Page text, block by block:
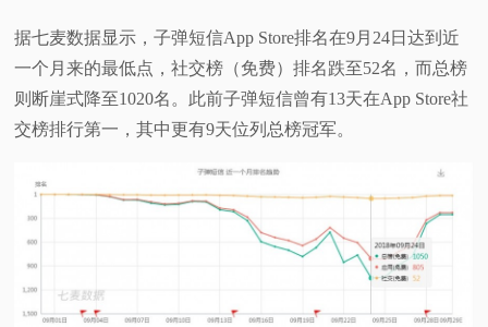
据七麦数据显示，子弹短信App Store排名在9月24日达到近
一个月来的最低点，社交榜（免费）排名跌至52名，而总榜
则断崖式降至1020名。此前子弹短信曾有13天在App Store社
交榜排行第一，其中更有9天位列总榜冠军。